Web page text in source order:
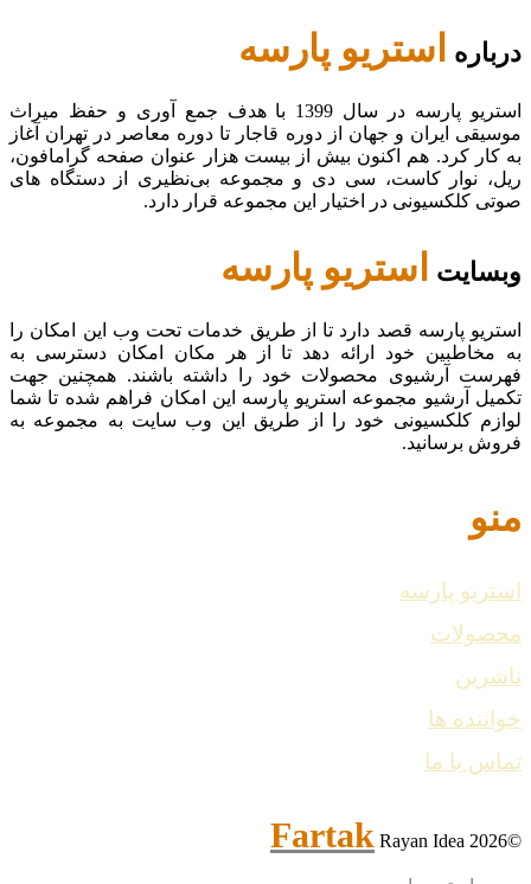
درباره استریو پارسه
استریو پارسه در سال 1399 با هدف جمع آوری و حفظ میراث
موسیقی ایران و جهان از دوره قاجار تا دوره معاصر در تهران آغاز
به کار کرد. هم اکنون بیش از بیست هزار عنوان صفحه گرامافون،
ریل، نوار کاست، سی دی و مجموعه بی‌نظیری از دستگاه های
صوتی کلکسیونی در اختیار این مجموعه قرار دارد.
وبسایت استریو پارسه
استریو پارسه قصد دارد تا از طریق خدمات تحت وب این امکان را
به مخاطبین خود ارائه دهد تا از هر مکان امکان دسترسی به
فهرست آرشیوی محصولات خود را داشته باشند. همچنین جهت
تکمیل آرشیو مجموعه استریو پارسه این امکان فراهم شده تا شما
لوازم کلکسیونی خود را از طریق این وب سایت به مجموعه به
فروش برسانید.
منو
استریو پارسه
محصولات
ناشرین
خواننده ها
تماس با ما
©2026
FartakRayan Idea